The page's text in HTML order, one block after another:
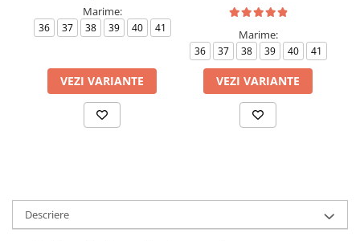
Marime:
36 37 38 39 40 41
VEZI VARIANTE
Marime:
36 37 38 39 40 41
VEZI VARIANTE
Descriere